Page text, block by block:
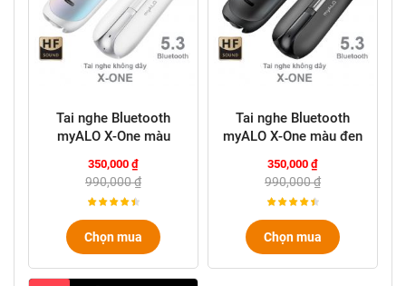
Tai nghe Bluetooth
myALO X-One màu
350,000 ₫
990,000 ₫
Chọn mua
Tai nghe Bluetooth
myALO X-One màu đen
350,000 ₫
990,000 ₫
Chọn mua